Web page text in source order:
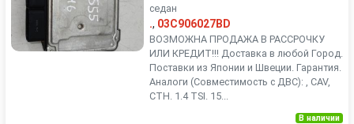
Smart
Subaru Suzuki
Volkswagen
седан
., 03C906027BD
ВОЗМОЖНА ПРОДАЖА В РАССРОЧКУ
ИЛИ КРЕДИТ!!! Доставка в любой Город.
Поставки из Японии и Швеции. Гарантия.
Аналоги (Совместимость с ДВС): , CAV,
CTH. 1.4 TSI. 15...
В наличии